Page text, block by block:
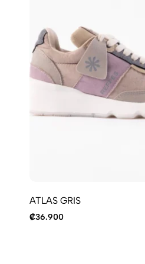
ATLAS GRIS
₡36.900